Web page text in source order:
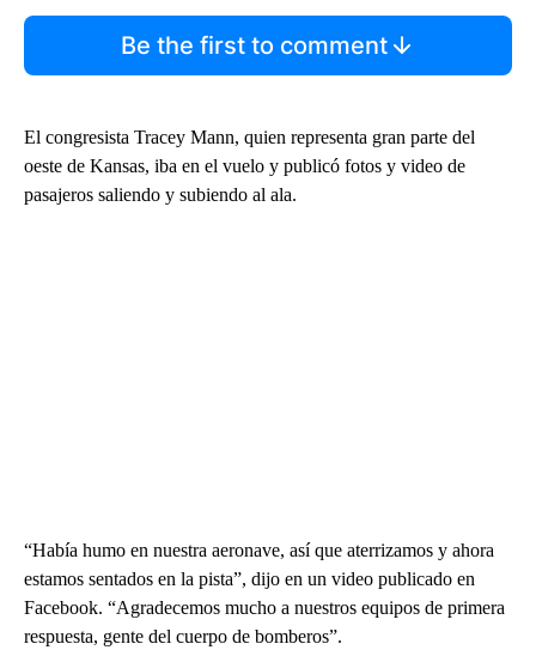
Be the first to comment
El congresista Tracey Mann, quien representa gran parte del
oeste de Kansas, iba en el vuelo y publicó fotos y video de
pasajeros saliendo y subiendo al ala.
“Había humo en nuestra aeronave, así que aterrizamos y ahora
estamos sentados en la pista”, dijo en un video publicado en
Facebook. “Agradecemos mucho a nuestros equipos de primera
respuesta, gente del cuerpo de bomberos”.